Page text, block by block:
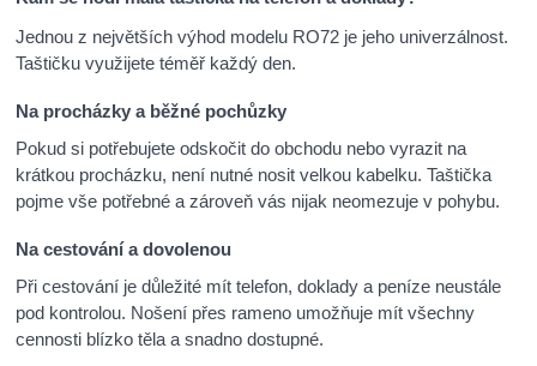
Jednou z největších výhod modelu RO72 je jeho univerzálnost.
Taštičku využijete téměř každý den.
Na procházky a běžné pochůzky
Pokud si potřebujete odskočit do obchodu nebo vyrazit na
krátkou procházku, není nutné nosit velkou kabelku. Taštička
pojme vše potřebné a zároveň vás nijak neomezuje v pohybu.
Na cestování a dovolenou
Při cestování je důležité mít telefon, doklady a peníze neustále
pod kontrolou. Nošení přes rameno umožňuje mít všechny
cennosti blízko těla a snadno dostupné.